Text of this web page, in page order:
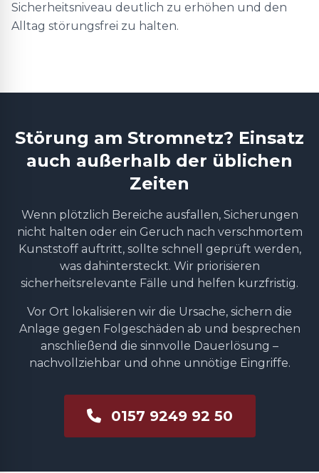
Sicherheitsniveau deutlich zu erhöhen und den
Alltag störungsfrei zu halten.
Störung am Stromnetz? Einsatz
auch außerhalb der üblichen
Zeiten
Wenn plötzlich Bereiche ausfallen, Sicherungen
nicht halten oder ein Geruch nach verschmortem
Kunststoff auftritt, sollte schnell geprüft werden,
was dahintersteckt. Wir priorisieren
sicherheitsrelevante Fälle und helfen kurzfristig.
Vor Ort lokalisieren wir die Ursache, sichern die
Anlage gegen Folgeschäden ab und besprechen
anschließend die sinnvolle Dauerlösung –
nachvollziehbar und ohne unnötige Eingriffe.
0157 9249 92 50